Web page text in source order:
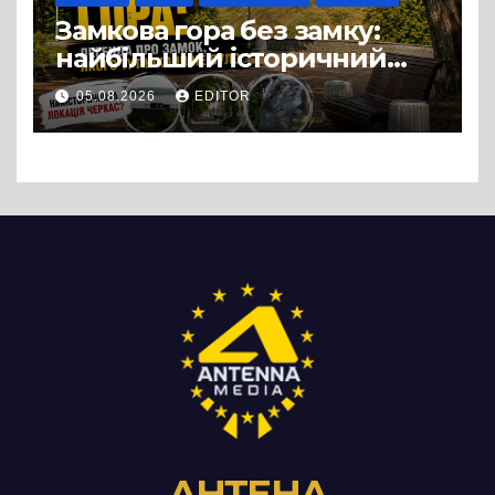
Замкова гора без замку:
найбільший історичний
міф Черкас
05.08.2026 EDITOR